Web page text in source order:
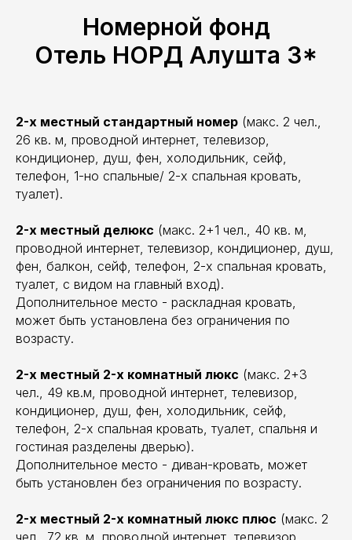
Номерной фонд
Отель НОРД Алушта 3*
2-х местный стандартный номер (макс. 2 чел.,
26 кв. м, проводной интернет, телевизор,
кондиционер, душ, фен, холодильник, сейф,
телефон, 1-но спальные/ 2-х спальная кровать,
туалет).
2-х местный делюкс (макс. 2+1 чел., 40 кв. м,
проводной интернет, телевизор, кондиционер, душ,
фен, балкон, сейф, телефон, 2-х спальная кровать,
туалет, с видом на главный вход).
Дополнительное место - раскладная кровать,
может быть установлена без ограничения по
возрасту.
2-х местный 2-х комнатный люкс (макс. 2+3
чел., 49 кв.м, проводной интернет, телевизор,
кондиционер, душ, фен, холодильник, сейф,
телефон, 2-х спальная кровать, туалет, спальня и
гостиная разделены дверью).
Дополнительное место - диван-кровать, может
быть установлен без ограничения по возрасту.
2-х местный 2-х комнатный люкс плюс (макс. 2
чел., 72 кв. м, проводной интернет, телевизор,